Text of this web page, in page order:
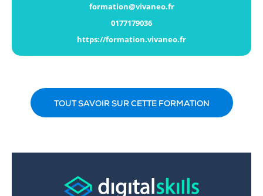
formation@vivaneo.fr
0177179036
https://formation.vivaneo.fr
TOUT SAVOIR SUR CETTE FORMATION